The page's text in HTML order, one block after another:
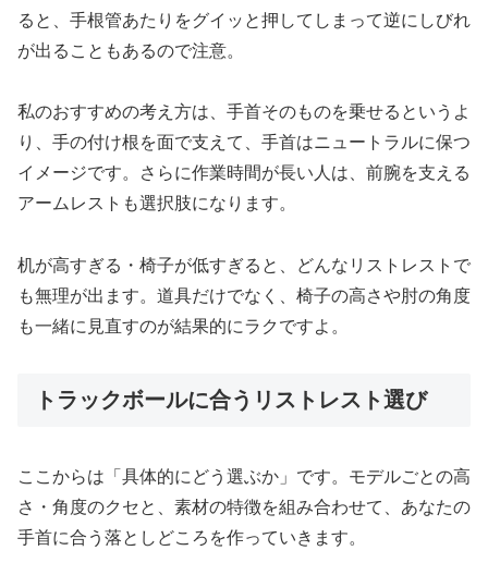
ると、手根管あたりをグイッと押してしまって逆にしびれ
が出ることもあるので注意。
私のおすすめの考え方は、手首そのものを乗せるというよ
り、手の付け根を面で支えて、手首はニュートラルに保つ
イメージです。さらに作業時間が長い人は、前腕を支える
アームレストも選択肢になります。
机が高すぎる・椅子が低すぎると、どんなリストレストで
も無理が出ます。道具だけでなく、椅子の高さや肘の角度
も一緒に見直すのが結果的にラクですよ。
トラックボールに合うリストレスト選び
ここからは「具体的にどう選ぶか」です。モデルごとの高
さ・角度のクセと、素材の特徴を組み合わせて、あなたの
手首に合う落としどころを作っていきます。